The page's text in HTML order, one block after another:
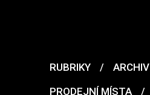
RUBRIKY / ARCHIV
PRODEJNÍ MÍSTA
/